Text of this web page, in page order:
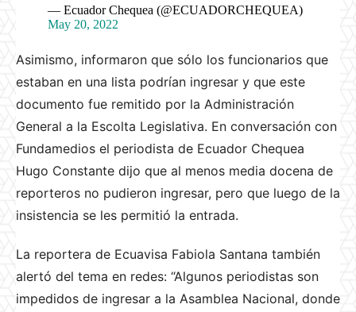
— Ecuador Chequea (@ECUADORCHEQUEA)
May 20, 2022
Asimismo, informaron que sólo los funcionarios que
estaban en una lista podrían ingresar y que este
documento fue remitido por la Administración
General a la Escolta Legislativa. En conversación con
Fundamedios el periodista de Ecuador Chequea
Hugo Constante dijo que al menos media docena de
reporteros no pudieron ingresar, pero que luego de la
insistencia se les permitió la entrada.
La reportera de Ecuavisa Fabiola Santana también
alertó del tema en redes: “Algunos periodistas son
impedidos de ingresar a la Asamblea Nacional, donde